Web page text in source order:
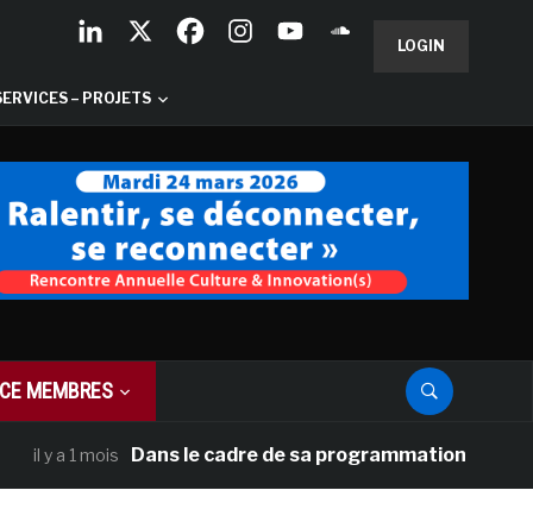
LOGIN
– PROJETS
MEMBRES
mois Dans le cadre de sa programmation américaine,